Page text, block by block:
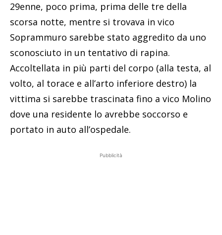
29enne, poco prima, prima delle tre della
scorsa notte, mentre si trovava in vico
Soprammuro sarebbe stato aggredito da uno
sconosciuto in un tentativo di rapina.
Accoltellata in più parti del corpo (alla testa, al
volto, al torace e all’arto inferiore destro) la
vittima si sarebbe trascinata fino a vico Molino
dove una residente lo avrebbe soccorso e
portato in auto all’ospedale.
Pubblicità